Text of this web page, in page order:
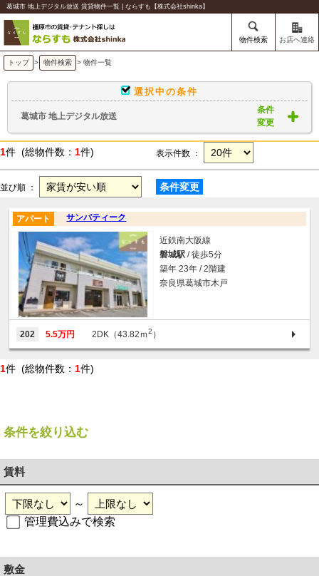
葛城市 地上デジタル放送 賃貸物件一覧 | ならすも【株式会社shinka】
物件検索 お店へ連絡
トップ > 物件検索 > 物件一覧
選択中の条件
葛城市 地上デジタル放送
条件
変更
1件 (総物件数： 1件) 表示件数 ：
並び順 ： 条件変更
サンバティーク
アパート
近鉄南大阪線
磐城駅 / 徒歩5分
築年 23年 / 2階建
奈良県葛城市木戸
202 5.5万円 2DK（43.82ｍ2 ）
1件 (総物件数： 1件)
条件を絞り込む
賃料
～
管理費込みで検索
敷金